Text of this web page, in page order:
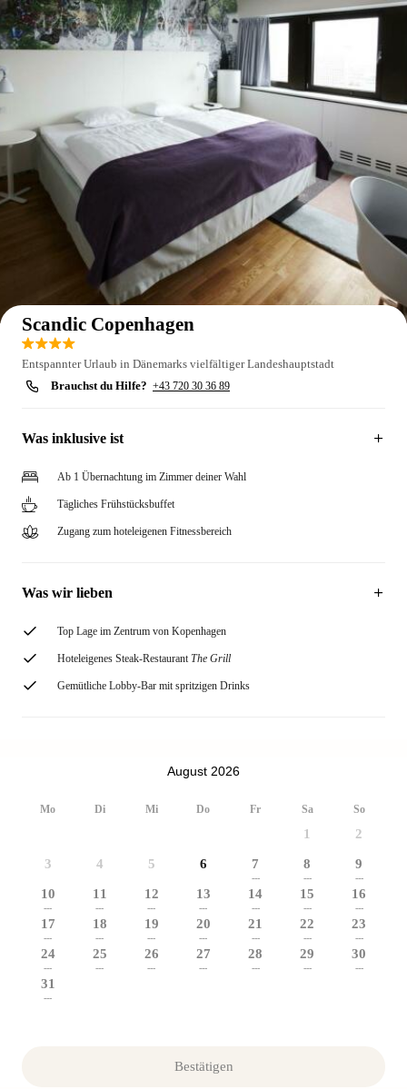
Auf der Karte anzeigen
Scandic Copenhagen
Entspannter Urlaub in Dänemarks vielfältiger Landeshauptstadt
Brauchst du Hilfe? +43 720 30 36 89
Was inklusive ist
Ab 1 Übernachtung im Zimmer deiner Wahl
Tägliches Frühstücksbuffet
Zugang zum hoteleigenen Fitnessbereich
Was wir lieben
Top Lage im Zentrum von Kopenhagen
Hoteleigenes Steak-RestaurantThe Grill
Gemütliche Lobby-Bar mit spritzigen Drinks
August 2026
Mo Di Mi Do Fr Sa So
1 2
3 4 5 6 7
---
8
---
9
---
10
---
11
---
12
---
13
---
14
---
15
---
16
---
17
---
18
---
19
---
20
---
21
---
22
---
23
---
24
---
25
---
26
---
27
---
28
---
29
---
30
---
31
---
Bestätigen